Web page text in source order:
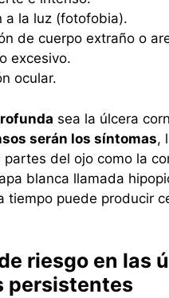
a la luz (fotofobia).
de cuerpo extraño o
excesivo.
ocular.
sea la úlcera
serán los síntomas,
del ojo como la
blanca llamada
tiempo puede producir
riesgo en las
persistentes